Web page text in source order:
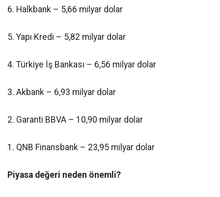
6. Halkbank – 5,66 milyar dolar
5. Yapı Kredi – 5,82 milyar dolar
4. Türkiye İş Bankası – 6,56 milyar dolar
3. Akbank – 6,93 milyar dolar
2. Garanti BBVA – 10,90 milyar dolar
1. QNB Finansbank – 23,95 milyar dolar
Piyasa değeri neden önemli?